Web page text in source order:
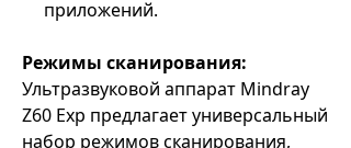
приложений.
Режимы сканирования:
Ультразвуковой аппарат Mindray
Z60 Exp предлагает универсальный
набор режимов сканирования,